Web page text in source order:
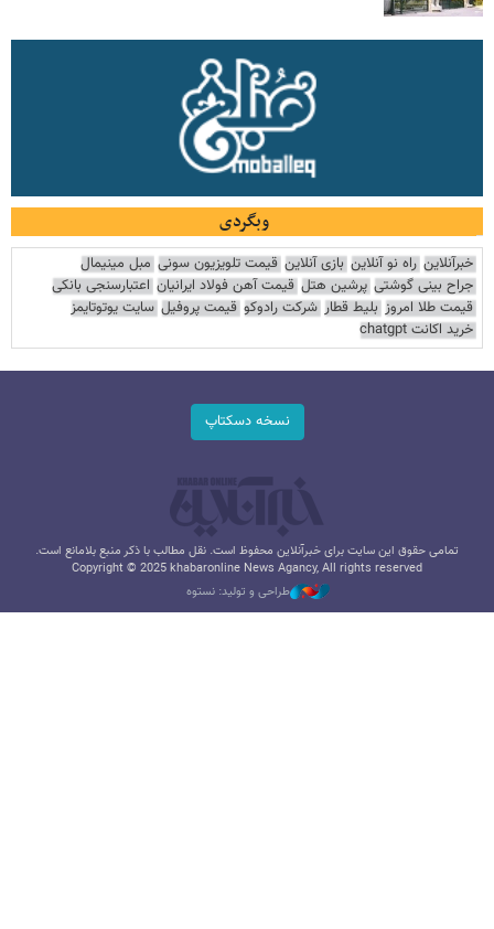
وبگردی
خبرآنلاین راه نو آنلاین بازی آنلاین قیمت تلویزیون سونی مبل مینیمال
جراح بینی گوشتی پرشین هتل قیمت آهن فولاد ایرانیان اعتبارسنجی بانکی
قیمت طلا امروز بلیط قطار شرکت رادوکو قیمت پروفیل سایت یوتوتایمز
خرید اکانت chatgpt
نسخه دسکتاپ
تمامی حقوق این سایت برای خبرآنلاین محفوظ است. نقل مطالب با ذکر منبع بلامانع است.
Copyright © 2025 khabaronline News Agancy, All rights reserved
طراحی و تولید: نستوه